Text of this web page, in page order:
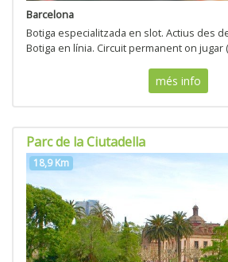
Barcelona
Botiga especialitzada en slot. Actius des
Botiga en línia. Circuit permanent on jugar
més info
Parc de la Ciutadella
18,9 Km